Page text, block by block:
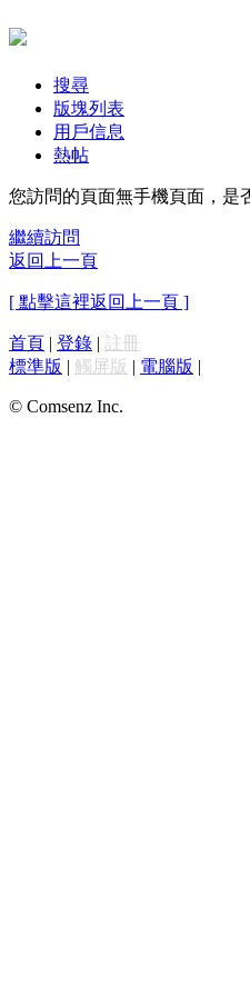
搜尋
版塊列表
用戶信息
熱帖
您訪問的頁面無手機頁面，是
繼續訪問
返回上一頁
[ 點擊這裡返回上一頁 ]
首頁 | 登錄 | 註冊
標準版 | 觸屏版 | 電腦版 |
© Comsenz Inc.